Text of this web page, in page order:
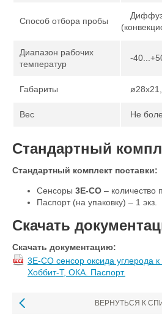
Способ отбора пробы
Диапазон рабочих
температур
-
Габариты
Вес Не
Стандартный
Стандартный комплект поставки:
Сенсоры 3E-CO – количество
Паспорт (на упаковку) – 1 экз.
Скачать
Скачать документацию:
3E-CO сенсор оксида углерода
Хоббит-Т, ОКА. Паспорт.
ВЕРНУТЬСЯ К